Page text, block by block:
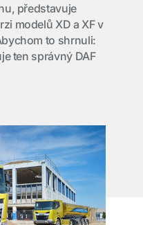
představuje
modelů XD a XF v
to shrnuli:
ten správný DAF